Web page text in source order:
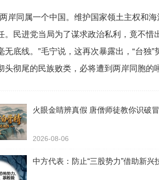
同属一个中国。维护国家领土主权和海
。民进党当局为了谋求政治私利，竟不惜
无底线。”毛宁说，这再次暴露出，“台独
头彻尾的民族败类，必将遭到两岸同胞的
火眼金睛辨真假 唐僧师徒教你识破
2026-08-06
中方代表：防止“三股势力”借助新兴